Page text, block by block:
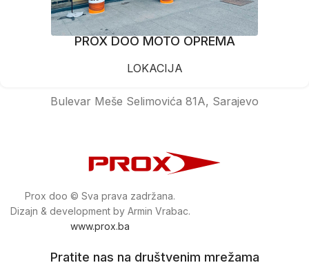
PROX DOO MOTO OPREMA
LOKACIJA
Bulevar Meše Selimovića 81A, Sarajevo
Prox doo © Sva prava zadržana.
Dizajn & development by Armin Vrabac.
www.prox.ba
Pratite nas na društvenim mrežama